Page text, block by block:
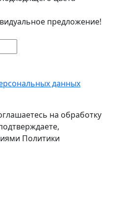
предложение!
данных
на обработку
Политики